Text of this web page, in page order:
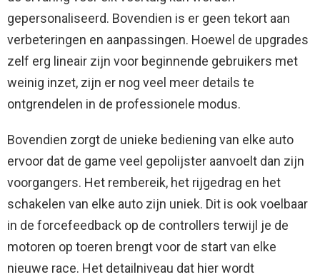
gepersonaliseerd. Bovendien is er geen tekort aan
verbeteringen en aanpassingen. Hoewel de upgrades
zelf erg lineair zijn voor beginnende gebruikers met
weinig inzet, zijn er nog veel meer details te
ontgrendelen in de professionele modus.
Bovendien zorgt de unieke bediening van elke auto
ervoor dat de game veel gepolijster aanvoelt dan zijn
voorgangers. Het rembereik, het rijgedrag en het
schakelen van elke auto zijn uniek. Dit is ook voelbaar
in de forcefeedback op de controllers terwijl je de
motoren op toeren brengt voor de start van elke
nieuwe race. Het detailniveau dat hier wordt